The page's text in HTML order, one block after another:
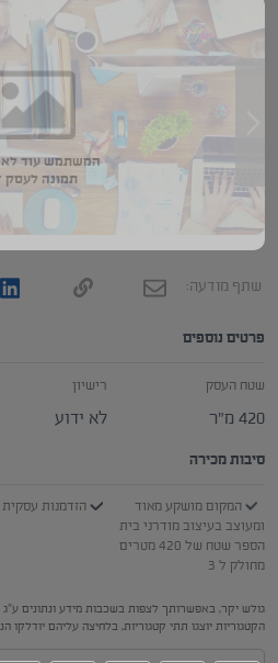
המשתמש עוד
תמונה לעסק
שתף מודעה:
פרטים נוספים
שטח העסק
420 מ״ר
רישיון
לא ידוע
סיבות מכירה
המקום מושקע מאוד
ומעוצב בעיצוב מודרני בית
הספר שטח של 420 מטרים
מחולק ל 3
הזדמנות
גולש יקר, באפשרותך לצפות בשכבות מידע ונתונים
הקטגוריות יוצגו תתי קטגוריות, בלחיצה עליהם יודלקו